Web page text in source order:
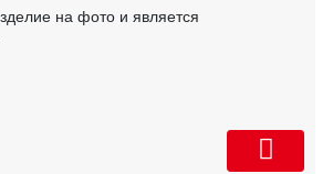
на фото и является